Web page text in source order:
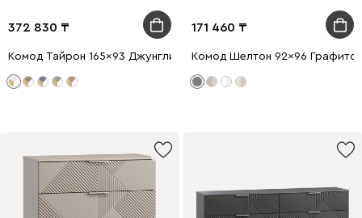
372 830
Комод Тайрон 165x93 Джунгли ​
171 460
Комод Шелтон 92x96